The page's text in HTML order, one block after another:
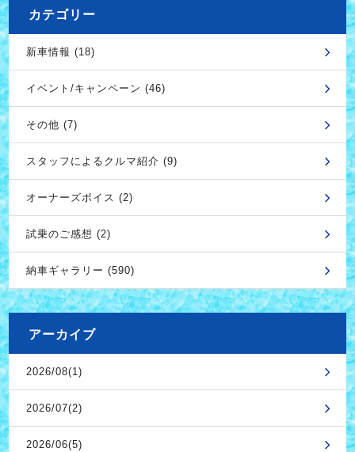
カテゴリー
新車情報 (18)
イベント/キャンペーン (46)
その他 (7)
スタッフによるクルマ紹介 (9)
オーナーズボイス (2)
試乗のご感想 (2)
納車ギャラリー (590)
アーカイブ
2026/08(1)
2026/07(2)
2026/06(5)